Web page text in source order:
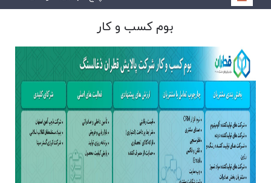
بوم کسب و کار